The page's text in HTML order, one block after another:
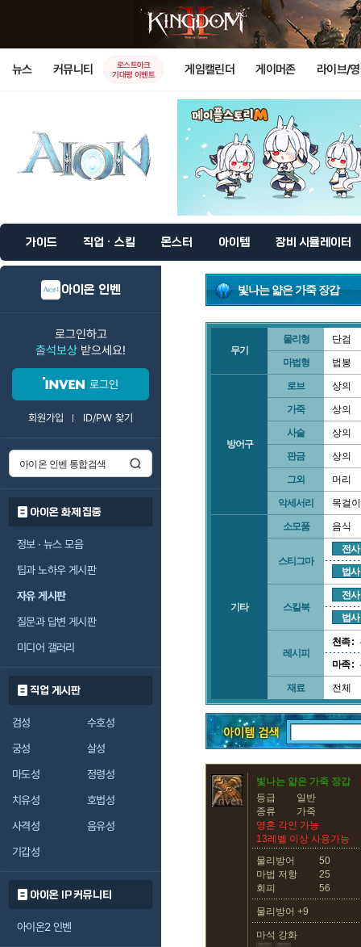
뉴스 커뮤니티
로스트아크
기대평 이벤트
게임캘린더 게이머존 라이브/
가이드 직업 · 스킬 몬스터 아이템 장비 시뮬레이터
아이온 인벤
로그인하고
출석보상 받으세요!
로그인
회원가입 ID/PW 찾기
아이온 화제 집중
정보 · 뉴스 모음
팁과 노하우 게시판
자유 게시판
질문과 답변 게시판
미디어 갤러리
직업 게시판
검성
수호성
궁성
살성
마도성
정령성
치유성
호법성
사격성
음유성
기갑성
아이온 IP 커뮤니티
아이온2 인벤
빛나는 얇은 가죽 장갑
무기
물리형 단검
마법형 법봉
방어구
로브 상의
가죽 상의
사슬 상의
판금 상의
그외 머리
악세서리 목걸이
기타
소모품 음식
스티그마
전사
법사
스킬북
전사
법사
레시피
천족 :
마족 :
재료 전체
빛나는 얇은 가죽 장갑
등급
일반
종류
가죽
영혼 각인 가능
13레벨 이상 사용가능
물리방어
50
마법 저항
25
회피
56
물리방어 +9
마석 강화